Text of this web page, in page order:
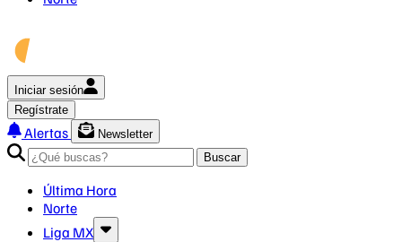
Iniciar sesión
Regístrate
Alertas
Newsletter
Buscar
Última Hora
Norte
Liga MX